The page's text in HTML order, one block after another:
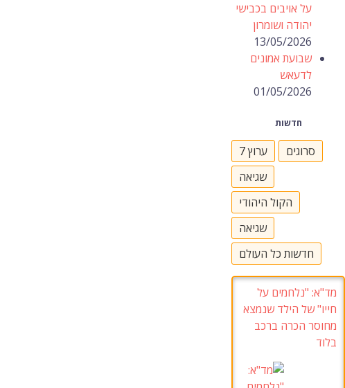
על אויבים בכבישי
יהודה ושומרון
13/05/2026
שבועת אמונים
לדעאש
01/05/2026
חדשות
ערוץ 7
סרוגים
שגיאה
הקול היהודי
שגיאה
חדשות כל העולם
מד"א: "נלחמים על
חייו"של הילד שנמצא
מחוסר הכרה ברכב
בלוד